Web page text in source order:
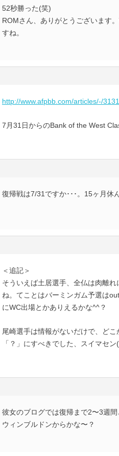
52秒勝った(笑)
ROMさん、ありがとうございます
すね。
http://www.afpbb.com/articles/-/
7月31日からのBank of the West
復帰戦は7/31ですか･･･。15ヶ月休
＜追記＞
そういえば土居選手、全仏は肉離
ね。てことはバーミンガム予選は
にWC出場とかありえるかな^^？
尾崎選手は情報がないだけで、ど
「？」にすべきでした、スイマセン
彼女のブログでは復帰まで2〜3週間
ウィンブルドンからかな〜？